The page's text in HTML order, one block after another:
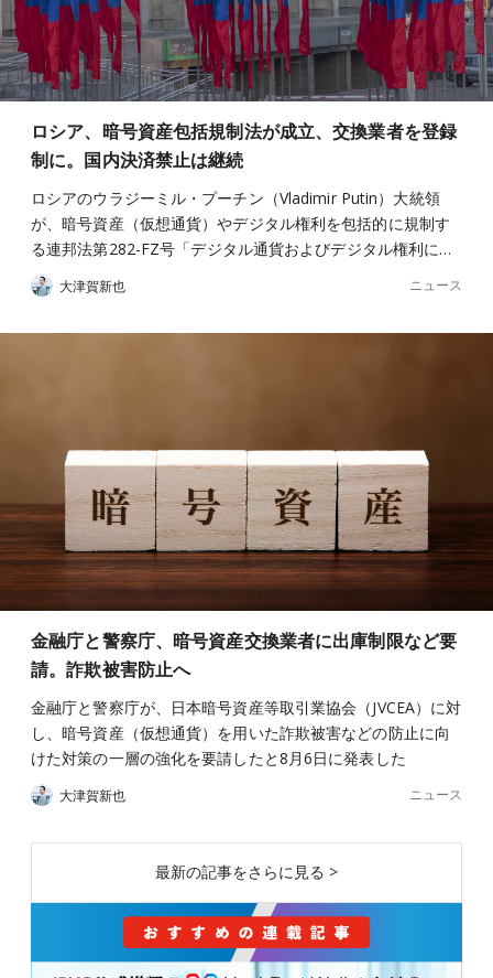
ロシア、暗号資産包括規制法が成立、交換業者を登録
制に。国内決済禁止は継続
ロシアのウラジーミル・プーチン（Vladimir Putin）大統領
が、暗号資産（仮想通貨）やデジタル権利を包括的に規制す
る連邦法第282-FZ号「デジタル通貨およびデジタル権利に…
大津賀新也 ニュース
金融庁と警察庁、暗号資産交換業者に出庫制限など要
請。詐欺被害防止へ
金融庁と警察庁が、日本暗号資産等取引業協会（JVCEA）に対
し、暗号資産（仮想通貨）を用いた詐欺被害などの防止に向
けた対策の一層の強化を要請したと8月6日に発表した
大津賀新也 ニュース
最新の記事をさらに見る >